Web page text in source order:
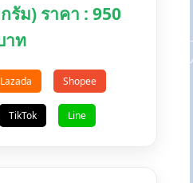
รัม) ราคา : 950
าท
Lazada Shopee
TikTok Line